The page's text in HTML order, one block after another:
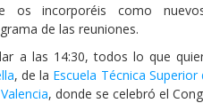
os incorporéis como
de las reuniones.
a las 14:30, todos lo que
, de la Escuela Técnica
, donde se celebró el